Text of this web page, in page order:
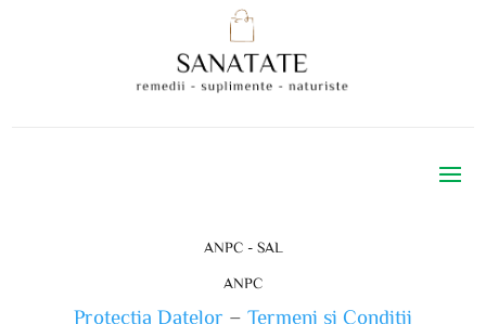
ANPC - SAL
ANPC
Protectia Datelor – Termeni si Conditii